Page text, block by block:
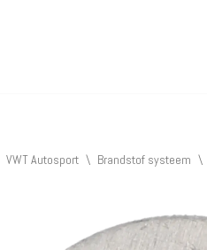
VWT Autosport \ Brandstof systeem \